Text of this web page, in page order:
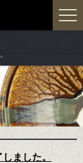
ました。